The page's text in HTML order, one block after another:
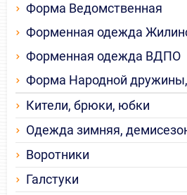
Форма Ведомственная
Форменная одежда
Форменная одежда ВДПО
Форма Народной
Кители, брюки, юбки
Одежда зимняя,
Воротники
Галстуки